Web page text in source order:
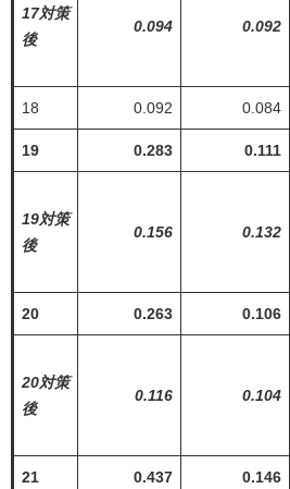
17対策
後
0.094 0.092
18 0.092 0.084
19 0.283 0.111
19対策
後
0.156 0.132
20 0.263 0.106
20対策
後
0.116 0.104
21 0.437 0.146